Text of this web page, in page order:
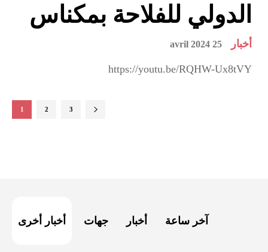
الدولي للفلاحة بمكناس
أخبار 25 avril 2024
https://youtu.be/RQHW-Ux8tVY
1 2 3
أخبار أخرى جهات أخبار آخر ساعة